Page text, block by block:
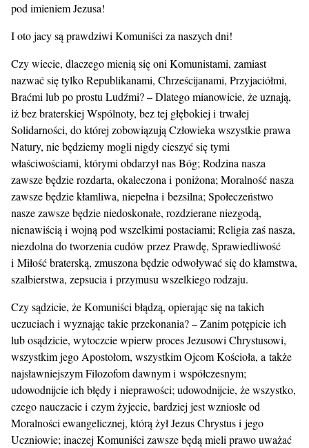
pod imieniem Jezusa!
I oto jacy są prawdziwi Komuniści za naszych dni!
Czy wiecie, dlaczego mienią się oni Komunistami, zamiast
nazwać się tylko Republikanami, Chrześcijanami, Przyjaciółmi,
Braćmi lub po prostu Ludźmi? – Dlatego mianowicie, że uznają,
iż bez braterskiej Wspólnoty, bez tej głębokiej i trwałej
Solidarności, do której zobowiązują Człowieka wszystkie prawa
Natury, nie będziemy mogli nigdy cieszyć się tymi
właściwościami, którymi obdarzył nas Bóg; Rodzina nasza
zawsze będzie rozdarta, okaleczona i poniżona; Moralność nasza
zawsze będzie kłamliwa, niepełna i bezsilna; Społeczeństwo
nasze zawsze będzie niedoskonałe, rozdzierane niezgodą,
nienawiścią i wojną pod wszelkimi postaciami; Religia zaś nasza,
niezdolna do tworzenia cudów przez Prawdę, Sprawiedliwość
i Miłość braterską, zmuszona będzie odwoływać się do kłamstwa,
szalbierstwa, zepsucia i przymusu wszelkiego rodzaju.
Czy sądzicie, że Komuniści błądzą, opierając się na takich
uczuciach i wyznając takie przekonania? – Zanim potępicie ich
lub osądzicie, wytoczcie wpierw proces Jezusowi Chrystusowi,
wszystkim jego Apostołom, wszystkim Ojcom Kościoła, a także
najsławniejszym Filozofom dawnym i współczesnym;
udowodnijcie ich błędy i nieprawości; udowodnijcie, że wszystko,
czego nauczacie i czym żyjecie, bardziej jest wzniosłe od
Moralności ewangelicznej, którą żył Jezus Chrystus i jego
Uczniowie; inaczej Komuniści zawsze będą mieli prawo uważać